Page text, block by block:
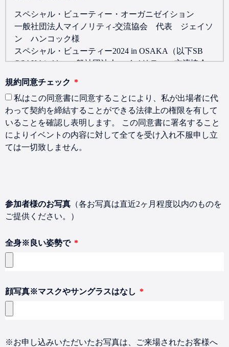
スペシャル・ビューティー・オーガニゼイション
一般社団法人マイノリティ-交流協会 代表 ジェイソ
ン ハンコック様
スペシャル・ビューティー2024 in OSAKA（以下SB
OSAKA）は、一般社団法人マイノリティー交流協会
です。 出場者本人及び、その保護者は以下の内容を確
認し同意します。
私はSB OSAKAの内容を理解した上で出場する
ことを同意し、やむを得ない事由（事故、病気
etc.）がない限り途中棄権しないよう責任を持ち
ます。※コロナ禍の状況に応じては相談可能で
個人情報（氏名、年齢、顔写真etc.）が当コンテ
ストホームページ、SNS,チラシ、やマスコミな
どの媒体に映像素材、新聞他メディアに使用する
モデル・芸能活動をされている方は応募の制限は
ちに緊急連絡先に連絡しますが参加中に想定され
規約同意チェック
私はこの同意書に同意することにより、私が出場者に代
わって契約を締結することができる法律上の権限を有して
いることを確認し表明します。 この同意書に署名すること
によりイベントの内容に対して全てを受け入れ不服申し立
ては一切致しません。
参加者様のお写真 （各お写真は直近2ヶ月程度以内のものを
ご提供ください。）
全身※良い姿勢で
顔写真※マスクやサングラスはなし
※お申し込みいただいたお写真は、ご来場されたお客様へ